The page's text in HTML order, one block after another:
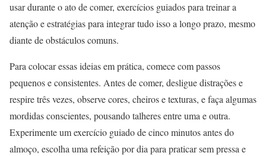
usar durante o ato de comer, exercícios guiados para treinar a
atenção e estratégias para integrar tudo isso a longo prazo, mesmo
diante de obstáculos comuns.
Para colocar essas ideias em prática, comece com passos
pequenos e consistentes. Antes de comer, desligue distrações e
respire três vezes, observe cores, cheiros e texturas, e faça algumas
mordidas conscientes, pousando talheres entre uma e outra.
Experimente um exercício guiado de cinco minutos antes do
almoço, escolha uma refeição por dia para praticar sem pressa e